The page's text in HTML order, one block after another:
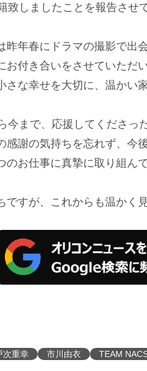
致しましたことを報告させ
昨年春にドラマの撮影で出会
お付き合いをさせていただ
さな幸せを大切に、温かい
今まで、応援してくださっ
感謝の気持ちを忘れず、今
のお仕事に真摯に取り組ん
ですが、これからも温かく
次重幸 市川由衣 TEAM